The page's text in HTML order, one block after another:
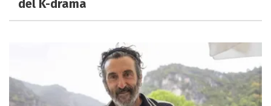
del K-drama